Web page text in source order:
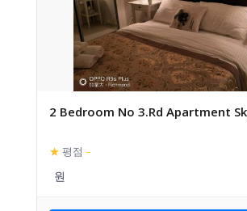
2 Bedroom No 3.Rd Apartment
★ 평점 –